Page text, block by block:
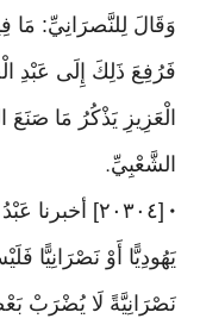
وَقَالَ لِلنَّصرَانِيِّ: مَا
فَرُفِعَ ذَلِكَ إِلَى عَبْدِ
الْعَزِيزِ يَذْكُرُ مَا
الشَّعْبِيِّ.
•
[٢٠٣٠٤]
يَهُودِيًّا أَوْ نَصْرَانِيًّا
نَصْرَانِيَّةً لَا يُضْرَبْ